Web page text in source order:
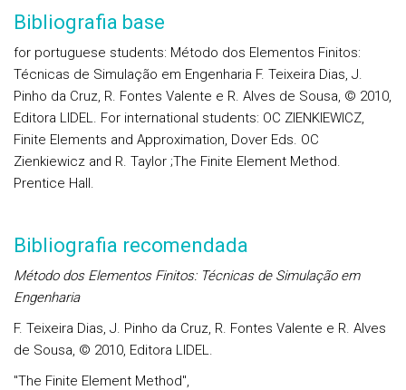
Bibliografia base
for portuguese students: Método dos Elementos Finitos:
Técnicas de Simulação em Engenharia F. Teixeira Dias, J.
Pinho da Cruz, R. Fontes Valente e R. Alves de Sousa, © 2010,
Editora LIDEL. For international students: OC ZIENKIEWICZ,
Finite Elements and Approximation, Dover Eds. OC
Zienkiewicz and R. Taylor ;The Finite Element Method.
Prentice Hall.
Bibliografia recomendada
Método dos Elementos Finitos: Técnicas de Simulação em
Engenharia
F. Teixeira Dias, J. Pinho da Cruz, R. Fontes Valente e R. Alves
de Sousa, © 2010, Editora LIDEL.
"The Finite Element Method",